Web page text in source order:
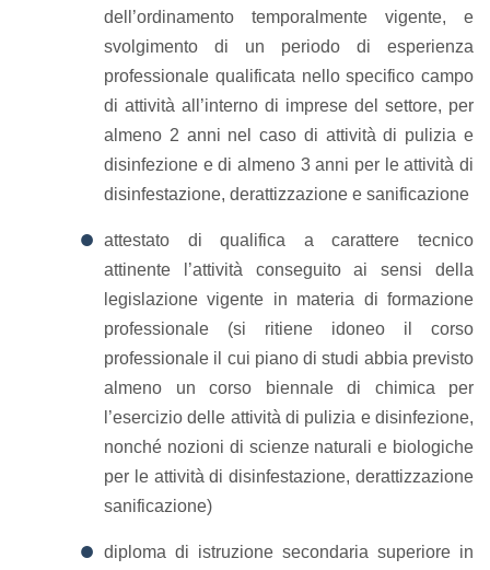
dell’ordinamento temporalmente vigente, e
svolgimento di un periodo di esperienza
professionale qualificata nello specifico campo
di attività all’interno di imprese del settore, per
almeno 2 anni nel caso di attività di pulizia e
disinfezione e di almeno 3 anni per le attività di
disinfestazione, derattizzazione e sanificazione
attestato di qualifica a carattere tecnico
attinente l’attività conseguito ai sensi della
legislazione vigente in materia di formazione
professionale (si ritiene idoneo il corso
professionale il cui piano di studi abbia previsto
almeno un corso biennale di chimica per
l’esercizio delle attività di pulizia e disinfezione,
nonché nozioni di scienze naturali e biologiche
per le attività di disinfestazione, derattizzazione
sanificazione)
diploma di istruzione secondaria superiore in